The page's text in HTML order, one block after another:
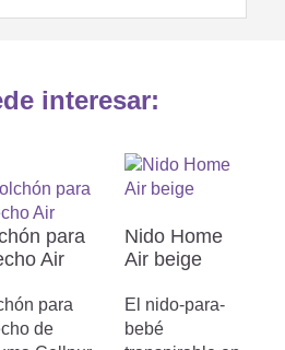
interesar:
para
Air
para
de
Nido Home
Air beige
El nido-para-
bebé